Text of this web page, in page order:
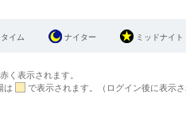
イム ナイター ミッドナイト
く表示されます。
は
で表示されます。（ログイン後に表示